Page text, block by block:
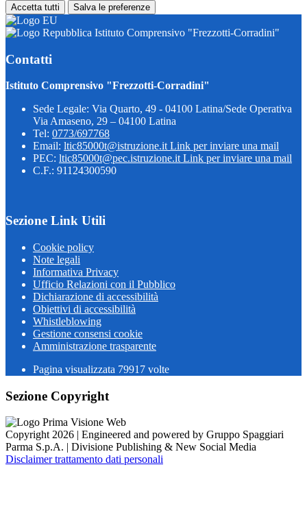
Accetta tutti Salva le preferenze
Istituto Comprensivo "Frezzotti-Corradini"
Contatti
Istituto Comprensivo "Frezzotti-Corradini"
Sede Legale: Via Quarto, 49 - 04100 Latina/Sede Operativa
Via Amaseno, 29 – 04100 Latina
Tel: 0773/697768
Email: ltic85000t@istruzione.it Link per inviare una mail
PEC: ltic85000t@pec.istruzione.it Link per inviare una mail
C.F.: 91124300590
Sezione Link Utili
Cookie policy
Note legali
Informativa Privacy
Ufficio Relazioni con il Pubblico
Dichiarazione di accessibilità
Obiettivi di accessibilità
Whistleblowing
Gestione consensi cookie
Amministrazione trasparente
Pagina visualizzata 79917 volte
Sezione Copyright
Copyright 2026 | Engineered and powered by Gruppo Spaggiari
Parma S.p.A. | Divisione Publishing & New Social Media
Disclaimer trattamento dati personali